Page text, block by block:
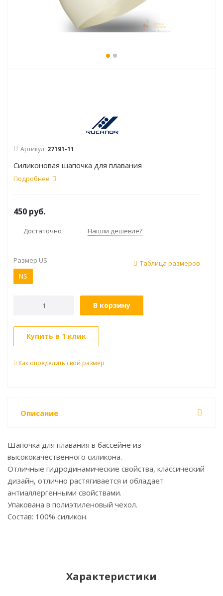
Артикул: 27191-11
Силиконовая шапочка для плавания
Подробнее
450 руб.
Достаточно Нашли дешевле?
Таблица размеров
Размер US
NS
В корзину
Купить в 1 клик
Как определить свой размер
Описание
Шапочка для плавания в бассейне из
высококачественного силикона.
Отличные гидродинамические свойства, классический
дизайн, отлично растягивается и обладает
антиаллергенными свойствами.
Упакована в полиэтиленовый чехол.
Состав: 100% силикон.
Характеристики